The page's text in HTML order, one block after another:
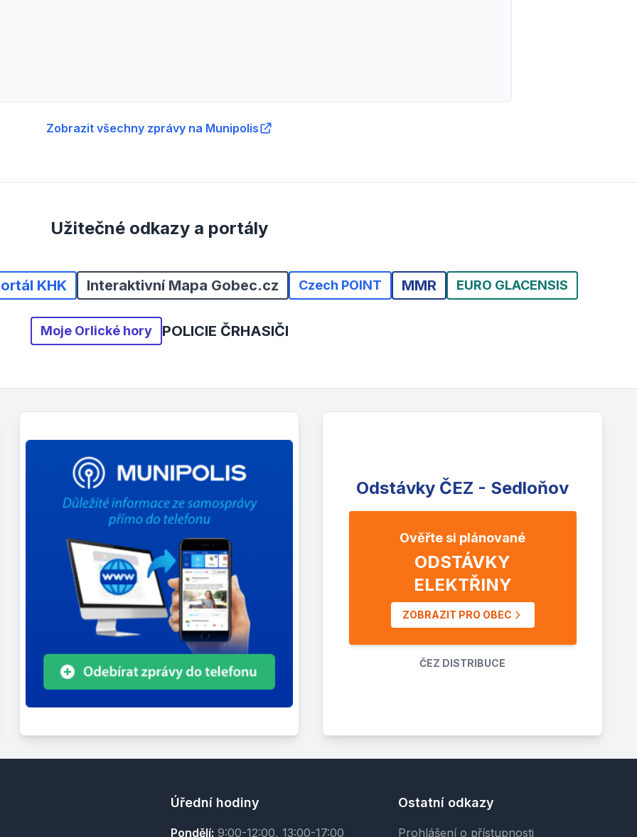
Zobrazit všechny zprávy na Munipolis
Užitečné odkazy a portály
KHK Interaktivní Mapa Gobec.cz Czech POINT MMR EURO GLACENSIS
Moje Orlické hory POLICIE ČRHASIČI
Odstávky ČEZ - Sedloňov
Ověřte si plánované
ODSTÁVKY
ELEKTŘINY
ZOBRAZIT PRO OBEC
ČEZ DISTRIBUCE
Úřední hodiny
Pondělí: 9:00-12:00, 13:00-17:00
Ostatní odkazy
Prohlášení o přístupnosti